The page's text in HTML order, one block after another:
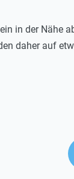
in der Nähe
daher auf